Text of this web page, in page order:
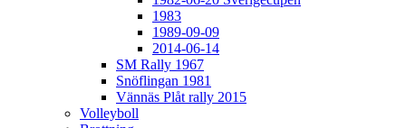
1983
1989-09-09
2014-06-14
SM Rally 1967
Snöflingan 1981
Vännäs Plåt rally 2015
Volleyboll